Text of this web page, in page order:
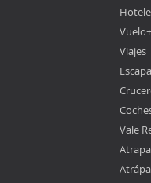
Viajes
Vale